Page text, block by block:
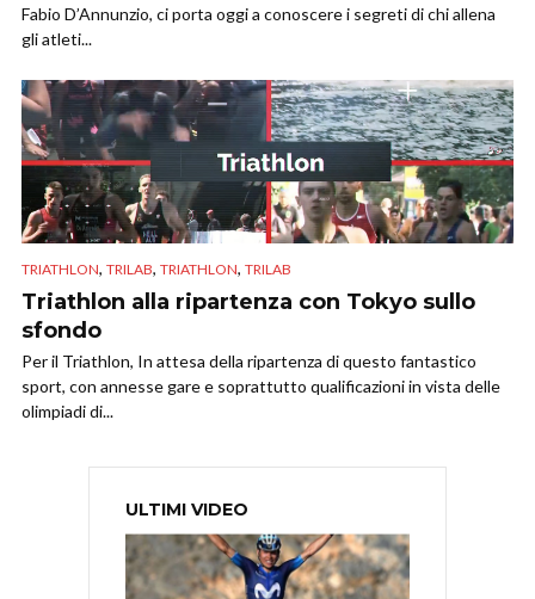
Fabio D’Annunzio, ci porta oggi a conoscere i segreti di chi allena
gli atleti...
TRIATHLON, TRILAB, TRIATHLON, TRILAB
Triathlon alla ripartenza con Tokyo sullo
sfondo
Per il Triathlon, In attesa della ripartenza di questo fantastico
sport, con annesse gare e soprattutto qualificazioni in vista delle
olimpiadi di...
ULTIMI VIDEO